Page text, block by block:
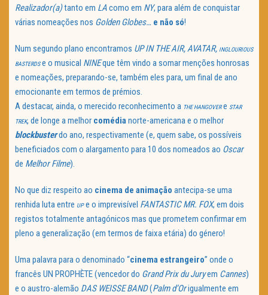
Realizador(a)tanto em LAcomo em NY, para além de conquistar
várias nomeações nos Golden Globes… e não só!
Num segundo plano encontramos UP IN THE AIR, AVATAR, INGLOURIOUS
BASTERDSe o musical NINEque têm vindo a somar menções honrosas
e nomeações, preparando-se, também eles para, um final de ano
emocionante em termos de prémios.
A destacar, ainda, o merecido reconhecimento a THE HANGOVERe STAR
TREK, de longe a melhor comédianorte-americana e o melhor
blockbusterdo ano, respectivamente (e, quem sabe, os possíveis
beneficiados com o alargamento para 10 dos nomeados ao Oscar
de Melhor Filme).
No que diz respeito ao cinema de animação antecipa-se uma
renhida luta entre UPe o imprevisível FANTASTIC MR. FOX, em dois
registos totalmente antagónicos mas que prometem confirmar em
pleno a generalização (em termos de faixa etária) do género!
Uma palavra para o denominado “cinema estrangeiro” onde o
francês UN PROPHÈTE (vencedor do Grand Prix du Juryem Cannes)
e o austro-alemão DAS WEISSE BAND(Palm d’Origualmente em